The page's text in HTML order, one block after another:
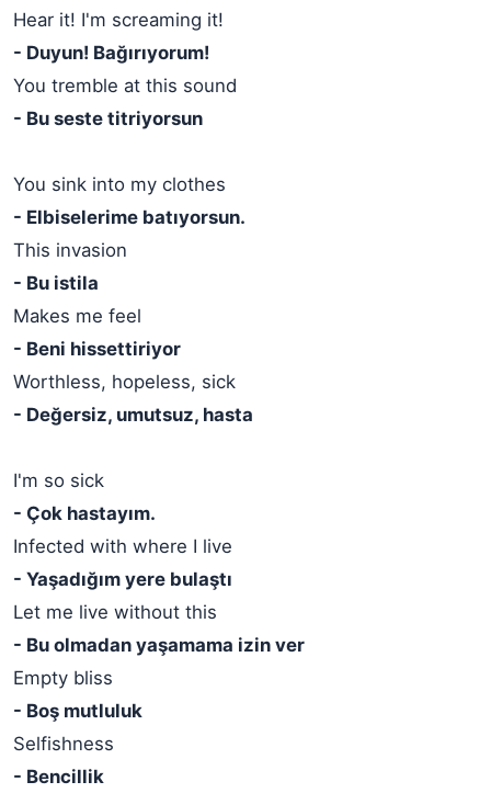
Hear it! I'm screaming it!
- Duyun! Bağırıyorum!
You tremble at this sound
- Bu seste titriyorsun
You sink into my clothes
- Elbiselerime batıyorsun.
This invasion
- Bu istila
Makes me feel
- Beni hissettiriyor
Worthless, hopeless, sick
- Değersiz, umutsuz, hasta
I'm so sick
- Çok hastayım.
Infected with where I live
- Yaşadığım yere bulaştı
Let me live without this
- Bu olmadan yaşamama izin ver
Empty bliss
- Boş mutluluk
Selfishness
- Bencillik